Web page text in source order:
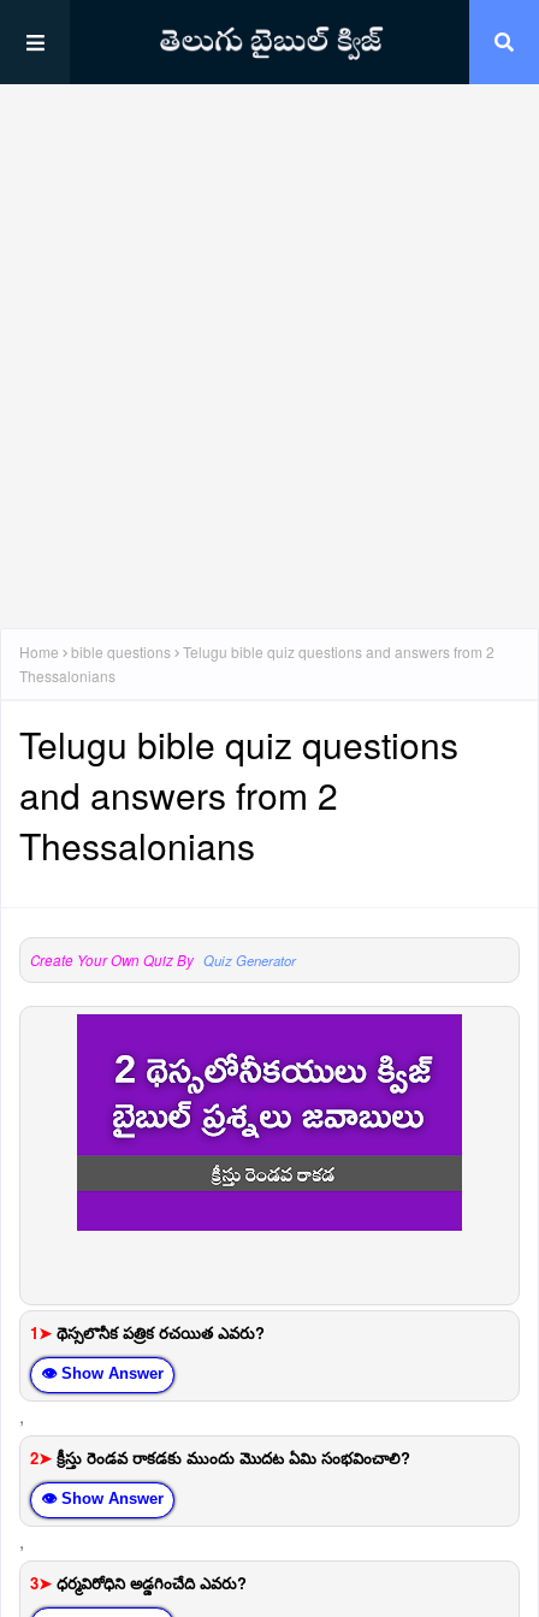
Home bible questions Telugu bible quiz questions and answers from 2
Thessalonians
Telugu bible quiz questions
and answers from 2
Thessalonians
Create Your Own Quiz By Quiz Generator
1➤ థెస్సలొనీక పత్రిక రచయిత ఎవరు?
👁 Show Answer
,
2➤ క్రీస్తు రెండవ రాకడకు ముందు మొదట ఏమి సంభవించాలి?
👁 Show Answer
,
3➤ ధర్మవిరోధిని అడ్డగించేది ఎవరు?